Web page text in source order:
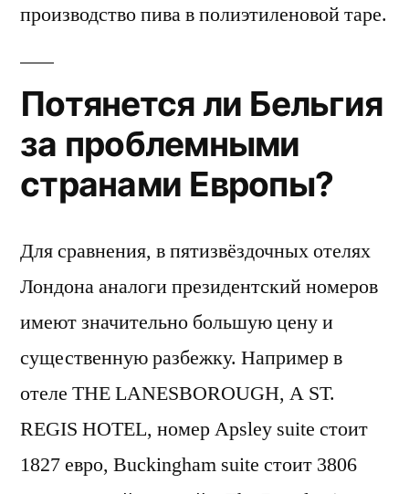
производство пива в полиэтиленовой таре.
Потянется ли Бельгия
за проблемными
странами Европы?
Для сравнения, в пятизвёздочных отелях
Лондона аналоги президентский номеров
имеют значительно большую цену и
существенную разбежку. Например в
отеле THE LANESBOROUGH, A ST.
REGIS HOTEL, номер Apsley suite стоит
1827 евро, Buckingham suite стоит 3806